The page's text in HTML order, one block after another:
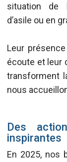
situation de
d’asile ou en
Leur
écoute et leur
transforment
nous
Des
inspirantes
En 2025, nos